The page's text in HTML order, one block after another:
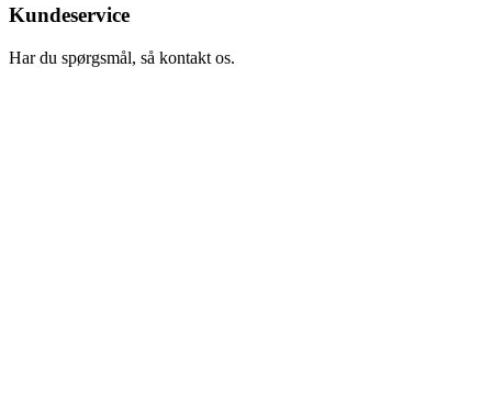
Kundeservice
Har du spørgsmål, så kontakt os.